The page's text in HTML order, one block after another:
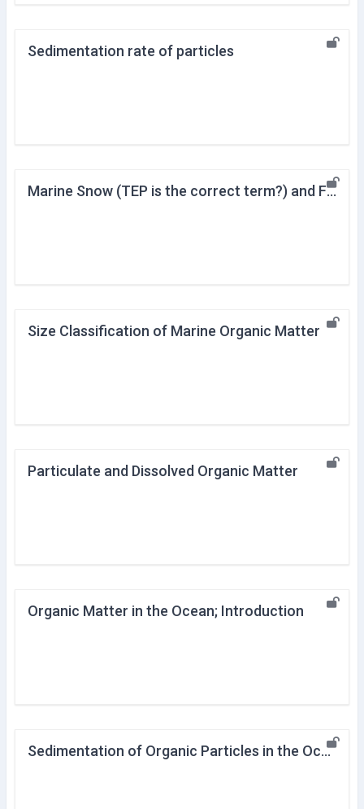
Sedimentation rate of particles
Marine Snow (TEP is the correct term?) and Feeding of Eel Larvae
Size Classification of Marine Organic Matter
Particulate and Dissolved Organic Matter
Organic Matter in the Ocean; Introduction
Sedimentation of Organic Particles in the Ocean